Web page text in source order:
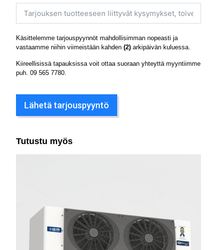
Käsittelemme tarjouspyynnöt mahdollisimman nopeasti ja
vastaamme niihin viimeistään kahden (2) arkipäivän kuluessa.
Kiireellisissä tapauksissa voit ottaa suoraan yhteyttä myyntiimme
puh. 09 565 7780
Lähetä tarjouspyyntö
Tutustu myös